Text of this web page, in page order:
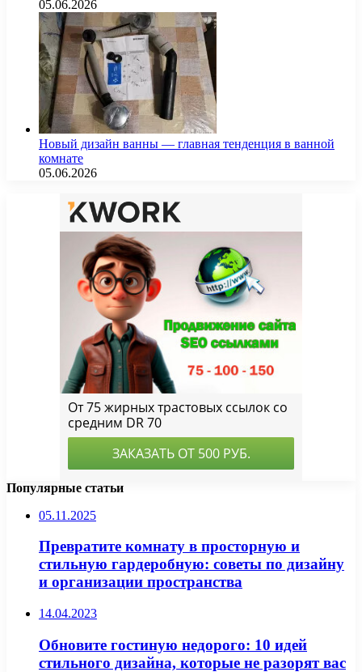
05.06.2026
Новый дизайн ванны — главная тенденция в ванной
комнате
05.06.2026
Популярные статьи
05.11.2025
Превратите комнату в просторную и
стильную гардеробную: советы по дизайну
и организации пространства
14.04.2023
Обновите гостиную недорого: 10 идей
стильного дизайна, которые не разорят вас